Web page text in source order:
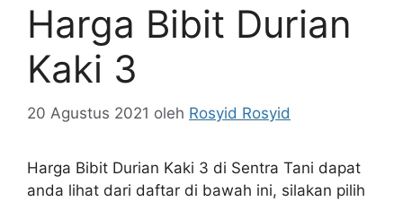
Harga Bibit Durian
Kaki 3
20 Agustus 2021 oleh Rosyid Rosyid
Harga Bibit Durian Kaki 3 di Sentra Tani dapat
anda lihat dari daftar di bawah ini, silakan pilih